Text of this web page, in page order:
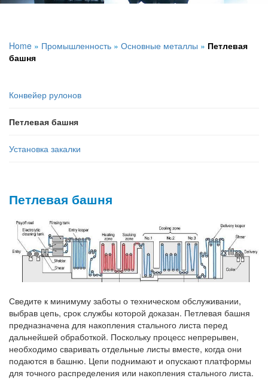
Home » Промышленность » Основные металлы » Петлевая
башня
Конвейер рулонов
Петлевая башня
Установка закалки
Петлевая башня
Сведите к минимуму заботы о техническом обслуживании,
выбрав цепь, срок службы которой доказан. Петлевая башня
предназначена для накопления стального листа перед
дальнейшей обработкой. Поскольку процесс непрерывен,
необходимо сваривать отдельные листы вместе, когда они
подаются в башню. Цепи поднимают и опускают платформы
для точного распределения или накопления стального листа.